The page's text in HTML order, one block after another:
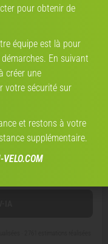
pour obtenir de
équipe est là pour
En suivant
créer une
votre sécurité sur
et restons à votre
supplémentaire.